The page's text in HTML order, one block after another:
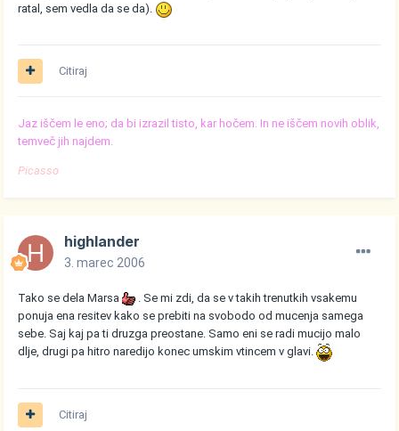
ratal, sem vedla da se da).
Citiraj
Jaz iščem le eno; da bi izrazil tisto, kar hočem. In ne iščem novih oblik,
temveč jih najdem.
Picasso
highlander
3. marec 2006
Tako se dela Marsa
. Se mi zdi, da se v takih trenutkih vsakemu
ponuja ena resitev kako se prebiti na svobodo od mucenja samega
sebe. Saj kaj pa ti druzga preostane. Samo eni se radi mucijo malo
dlje, drugi pa hitro naredijo konec umskim vtincem v glavi.
Citiraj